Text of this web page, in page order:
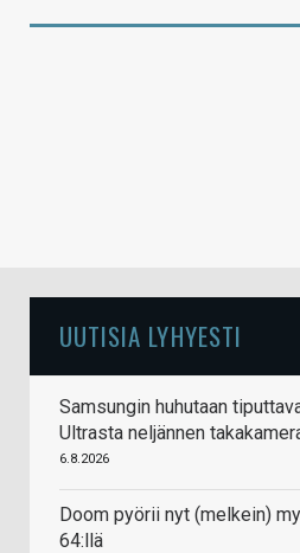
UUTISIA LYHYESTI
Samsungin huhutaan
Ultrasta neljännen
6.8.2026
Doom pyörii nyt (melkein)
64:llä